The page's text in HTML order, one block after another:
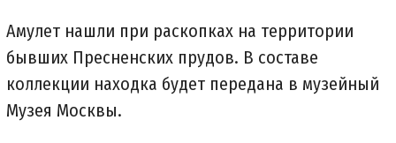
Амулет нашли при раскопках на территории
бывших Пресненских прудов. В составе
коллекции находка будет передана в музейный
Музея Москвы.